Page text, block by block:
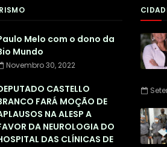
Melo com o dono da
Mundo
Novembro 30, 2022
CASTELLO
FARÁ MOÇÃO DE
NA ALESP A
DA NEUROLOGIA DO
DAS CLÍNICAS DE